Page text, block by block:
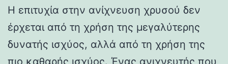
Η επιτυχία στην ανίχνευση χρυσού δεν
έρχεται από τη χρήση της μεγαλύτερης
δυνατής ισχύος, αλλά από τη χρήση της
πιο καθαρής ισχύος. Ένας ανιχνευτής που